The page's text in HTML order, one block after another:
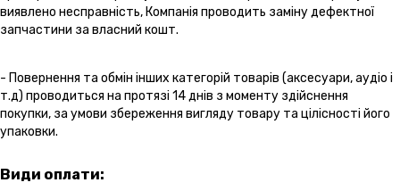
виявлено несправність, Компанія проводить заміну дефектної
запчастини за власний кошт.
- Повернення та обмін інших категорій товарів (аксесуари, аудіо і
т.д) проводиться на протязі 14 днів з моменту здійснення
покупки, за умови збереження вигляду товару та цілісності його
упаковки.
Види оплати: